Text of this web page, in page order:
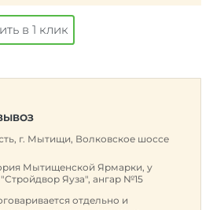
в 1 клик
г. Мытищи, Волковское шоссе
Мытищенской Ярмарки, у
Яуза", ангар №15
отдельно и